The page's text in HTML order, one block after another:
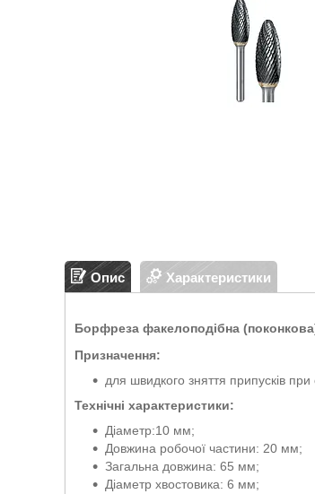
Опис Характеристики
Борфреза факелоподібна
Призначення:
для швидкого зняття припусків при
Технічні характеристики:
Діаметр:10 мм;
Довжина робочої частини: 20 мм;
Загальна довжина: 65 мм;
Діаметр хвостовика: 6 мм;